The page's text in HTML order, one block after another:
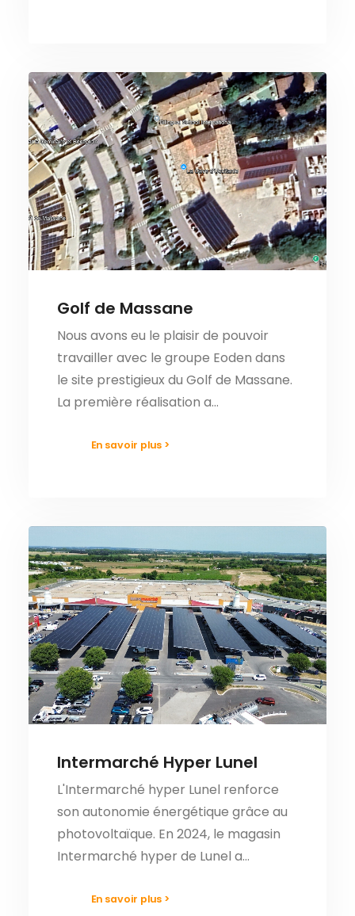
Golf de Massane
Nous avons eu le plaisir de pouvoir
travailler avec le groupe Eoden dans
le site prestigieux du Golf de Massane.
La première réalisation a…
En savoir plus >
Intermarché Hyper Lunel
L'Intermarché hyper Lunel renforce
son autonomie énergétique grâce au
photovoltaïque. En 2024, le magasin
Intermarché hyper de Lunel a…
En savoir plus >